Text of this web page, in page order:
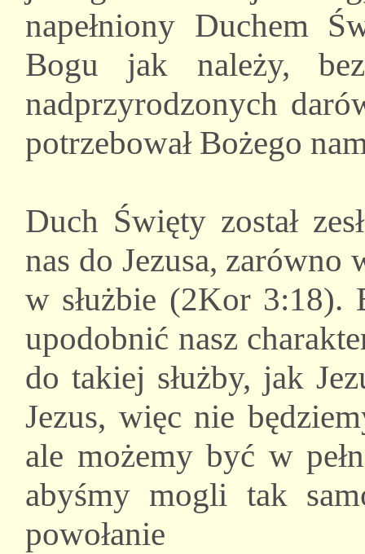
napełniony Duchem
Bogu jak należy,
nadprzyrodzonych
potrzebował Bożego
Duch Święty został
nas do Jezusa,
w służbie (2Kor 3:18).
upodobnić nasz
do takiej służby, jak
Jezus, więc nie
ale możemy być w
abyśmy mogli tak
powołanie